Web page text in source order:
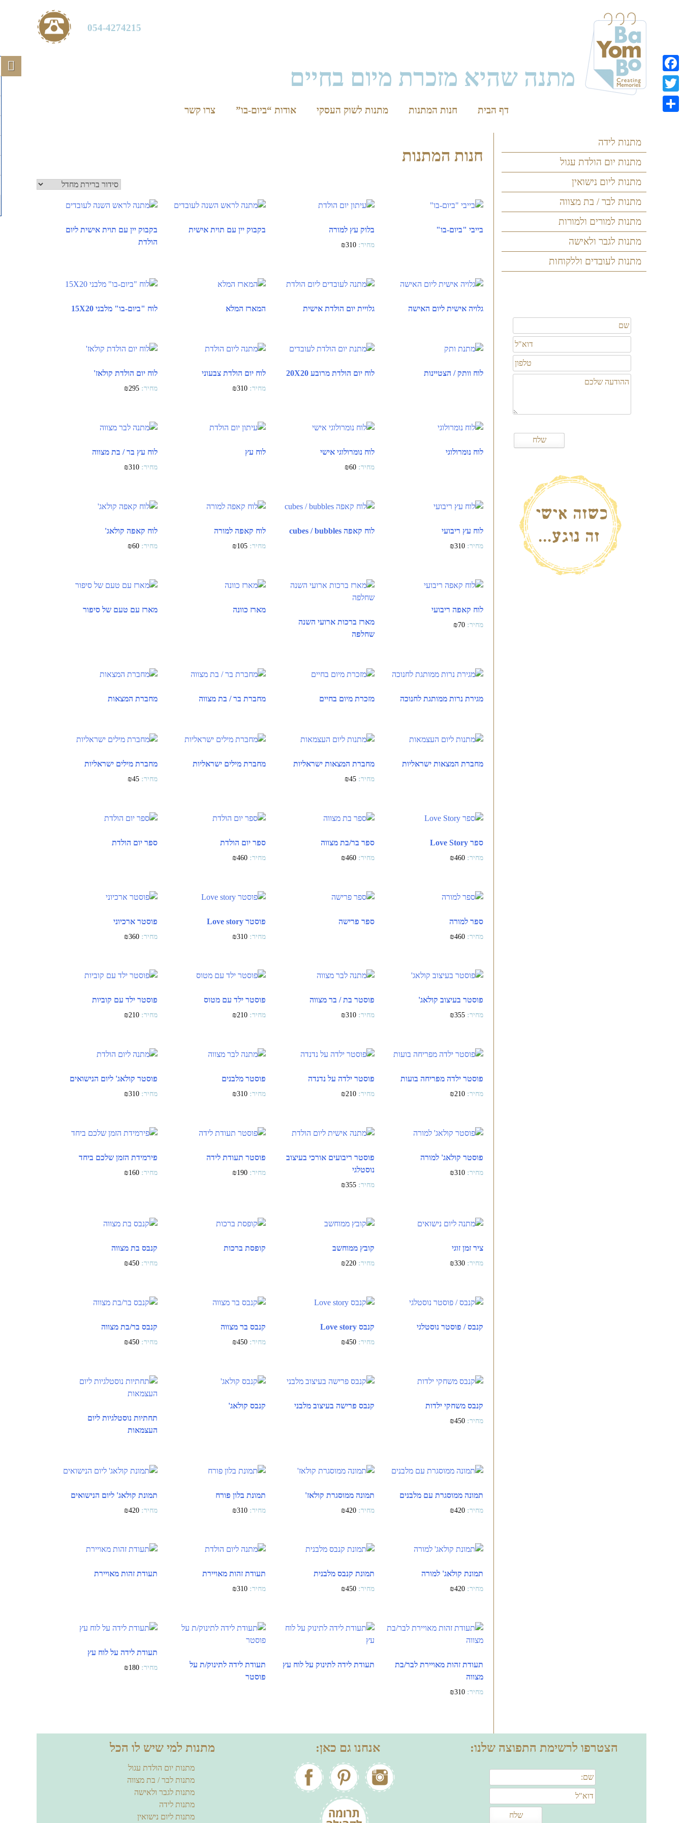
content
054-4274215
מתנה שהיא מזכרת מיום בחיים
דף הבית חנות המתנות מתנות לשוק העסקי אודות “ביום-בו” צרו קשר
מתנות לידה
מתנות יום הולדת עגול
מתנות ליום נישואין
מתנות לבר / בת מצווה
מתנות למורים ולמורות
מתנות לגבר ולאישה
מתנות לעובדים וללקוחות
חנות המתנות
בייבי "ביום-בו" בלוק עץ למורה
₪310
בקבוק יין עם תוית אישית
בקבוק יין עם תוית אישית ליום
הולדת
גלויה אישית ליום האישה גלויית יום הולדת אישית המארז המלא לוח "ביום-בו" מלבני 15X20
לוח וותק / הצטיינות לוח יום הולדת מרובע 20X20 לוח יום הולדת צבעוני
₪310
לוח יום הולדת קולאז'
₪295
לוח נומרולוגי לוח נומרולוגי אישי
₪60
לוח עץ לוח עץ בר / בת מצווה
₪310
לוח עץ ריבועי
₪310
לוח קאפה cubes / bubbles לוח קאפה למורה
₪105
לוח קאפה קולאג'
₪60
לוח קאפה ריבועי
₪70
מארז ברכות ארועי השנה
שחלפה
מארז כוונה מארז עם טעם של סיפור
מגירת נרות ממותגת לחנוכה מזכרת מיום בחיים מחברת בר / בת מצווה מחברת המצאות
מחברת המצאות ישראליות מחברת המצאות ישראליות
₪45
מחברת מילים ישראליות מחברת מילים ישראליות
₪45
ספר Love Story
₪460
ספר בר/בת מצווה
₪460
ספר יום הולדת
₪460
ספר יום הולדת
ספר למורה
₪460
ספר פרישה פוסטר Love story
₪310
פוסטר ארכיוני
₪360
פוסטר בעיצוב קולאג'
₪355
פוסטר בת / בר מצווה
₪310
פוסטר ילד עם מטוס
₪210
פוסטר ילד עם קוביות
₪210
פוסטר ילדה מפריחה בועות
₪210
פוסטר ילדה על נדנדה
₪210
פוסטר מלבנים
₪310
פוסטר קולאג' ליום הנישואים
₪310
פוסטר קולאג' למורה
₪310
פוסטר ריבועים אורכי בעיצוב
נוסטלגי
₪355
פוסטר תעודת לידה
₪190
פירמידת הזמן שלכם ביחד
₪160
ציר זמן זוגי
₪330
קובץ ממוחשב
₪220
קופסת ברכות קנבס בת מצווה
₪450
קנבס / פוסטר נוסטלגי קנבס Love story
₪450
קנבס בר מצווה
₪450
קנבס בר/בת מצווה
₪450
קנבס משחקי ילדות
₪450
קנבס פרישה בעיצוב מלבני
קנבס קולאג'
תחתיות נוסטלגיות ליום
העצמאות
תמונה ממוסגרת עם מלבנים
₪420
תמונה ממוסגרת קולאז'
₪420
תמונת בלון פורח
₪310
תמונת קולאג' ליום הנישואים
₪420
תמונת קולאג' למורה
₪420
תמונת קנבס מלבנית
₪450
תעודת זהות מאויירת
₪310
תעודת זהות מאויירת
תעודת זהות מאויירת לבר/בת
מצווה
₪310
תעודת לידה לתינוק על לוח עץ
תעודת לידה לתינוק/ת על
פוסטר
תעודת לידה על לוח עץ
₪180
הצטרפו לרשימת התפוצה שלנו: אנחנו גם כאן: מתנות למי שיש לו הכל
מתנות יום הולדת עגול
מתנות לבר / בת מצווה
מתנות לגבר ולאישה
מתנות לידה
מתנות ליום נישואין
Facebook
Twitter